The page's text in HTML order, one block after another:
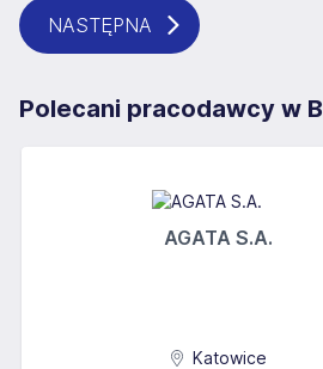
NASTĘPNA
Polecani pracodawcy w
AGATA S.A.
Katowice